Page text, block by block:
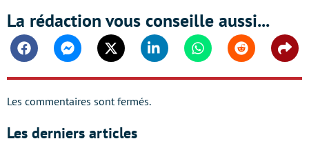
La rédaction vous conseille aussi...
FacebookMessengerTwitter Linkedin WhatsappReddit
Les commentaires sont fermés.
Les derniers articles